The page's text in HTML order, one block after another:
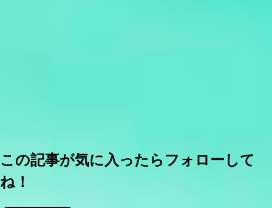
この記事が気に入ったらフォローして
ね！